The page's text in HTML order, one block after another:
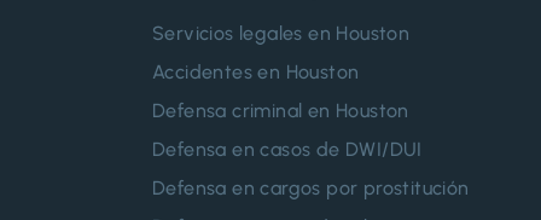
Servicios legales en Houston
Accidentes en Houston
Defensa criminal en Houston
Defensa en casos de DWI/DUI
Defensa en cargos por prostitución